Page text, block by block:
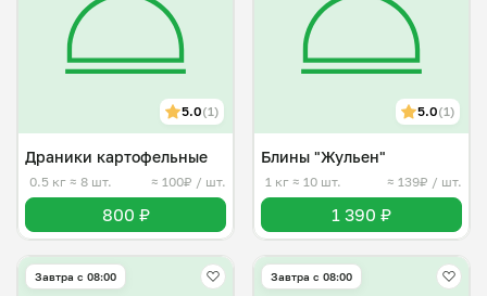
5.0(1)
Драники картофельные
0.5 кг ≈ 8 шт. ≈ 100₽ / шт.
800 ₽
5.0(1)
Блины "Жульен"
1 кг ≈ 10 шт. ≈ 139₽ / шт.
1 390 ₽
Завтра c 08:00 Завтра c 08:00